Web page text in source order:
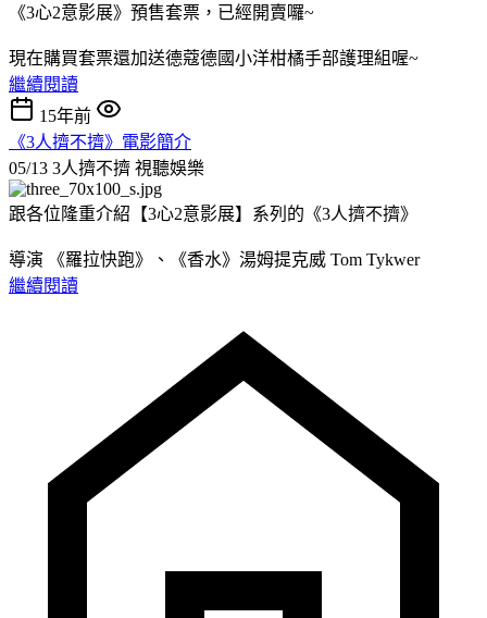
《3心2意影展》預售套票，已經開賣囉~
現在購買套票還加送德蔻德國小洋柑橘手部護理組喔~
繼續閱讀
15年前
《3人擠不擠》電影簡介
05/13 3人擠不擠 視聽娛樂
跟各位隆重介紹【3心2意影展】系列的《3人擠不擠》
導演 《羅拉快跑》、《香水》湯姆提克威 Tom Tykwer
繼續閱讀